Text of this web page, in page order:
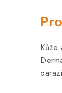
Kůže